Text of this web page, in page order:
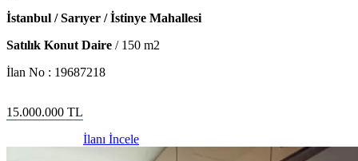
İstanbul / Sarıyer / İstinye Mahallesi
Satılık Konut Daire / 150 m2
İlan No : 19687218
15.000.000 TL
İlanı İncele